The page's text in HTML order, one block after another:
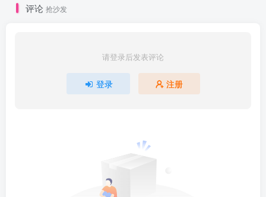
评论 抢沙发
请登录后发表评论
登录 注册